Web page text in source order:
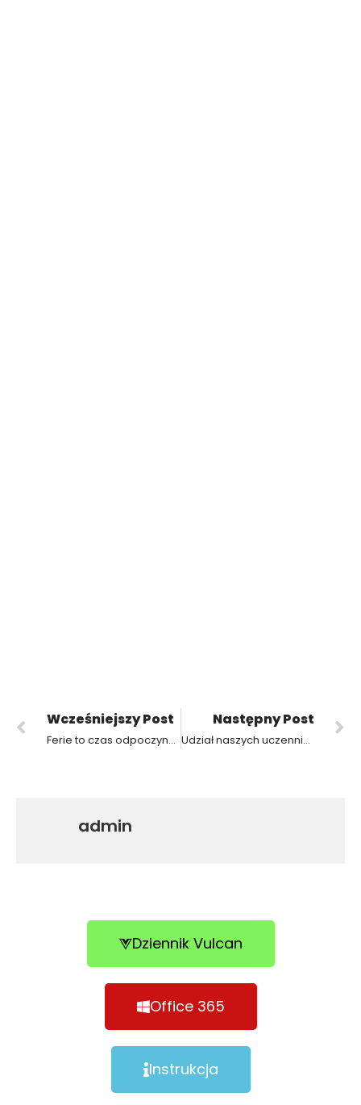
Wcześniejszy Post
Ferie to czas odpoczynku i zabawy — dbaj o bezpieczeństwo i wróć z nich z dobrymi wspomnieniami!
Następny Post
Udział naszych uczennic w konkursie regionalnym „Poznaj swoje prawa w pracy”
admin
Dziennik Vulcan
Office 365
Instrukcja